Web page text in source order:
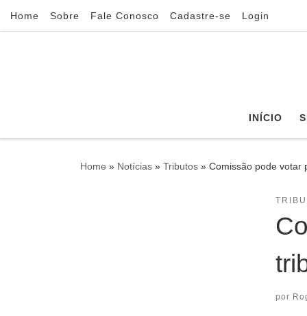
Skip to content
Home Sobre Fale Conosco Cadastre-se Login
INÍCIO
Home » Notícias » Tributos » Comissão pode votar
por